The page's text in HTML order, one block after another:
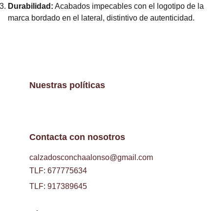
Durabilidad: Acabados impecables con el logotipo de la
marca bordado en el lateral, distintivo de autenticidad.
Contacta con nosotros
calzadosconchaalonso@gmail.com
Nuestras políticas
TLF: 677775634
TLF: 917389645